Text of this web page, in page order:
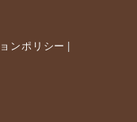
ンポリシー